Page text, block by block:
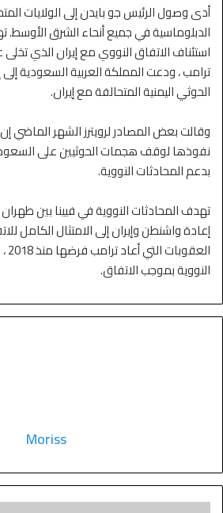
أدى وصول الرئيس جو بايدن إلى الولايات
الدبلوماسية في جميع أنحاء الشرق
استئناف الاتفاق النووي مع إيران الذي
ترامب ، ودعت المملكة العربية السعودية
الحوثي اليمنية المتحالفة مع إيران.
وقالت بعض المصادر لرويترز الشهر الماضي
نفوذها لوقف هجمات الحوثيين على
بدعم المحادثات النووية.
تهدف المحادثات النووية في فيينا بين
إعادة واشنطن وإيران إلى الامتثال الكامل
النووية بموجب الاتفاق.
Moriss